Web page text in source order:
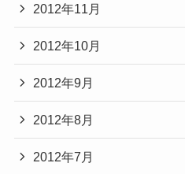
2012年11月
2012年10月
2012年9月
2012年8月
2012年7月